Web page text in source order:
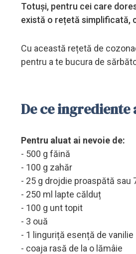
Totuși, pentru cei care
există o rețetă simplificată,
Cu această rețetă de
pentru a te bucura de
De ce ingrediente
Pentru aluat ai nevoie de:
- 500 g făină
- 100 g zahăr
- 25 g drojdie proaspătă sau
- 250 ml lapte călduț
- 100 g unt topit
- 3 ouă
- 1 linguriță esență de vanilie
- coaja rasă de la o lămâie